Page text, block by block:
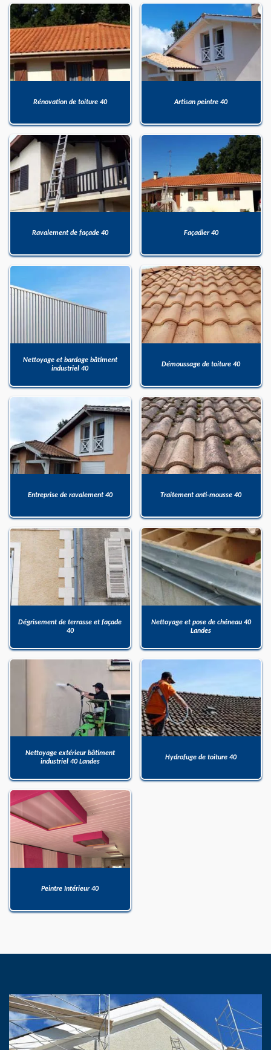
Rénovation de toiture 40 Artisan peintre 40
Ravalement de façade 40 Façadier 40
Nettoyage et bardage bâtiment
industriel 40
Démoussage de toiture 40
Entreprise de ravalement 40 Traitement anti-mousse 40
Dégrisement de terrasse et façade
40
Nettoyage et pose de chéneau 40
Landes
Nettoyage extérieur bâtiment
industriel 40 Landes
Hydrofuge de toiture 40
Peintre Intérieur 40